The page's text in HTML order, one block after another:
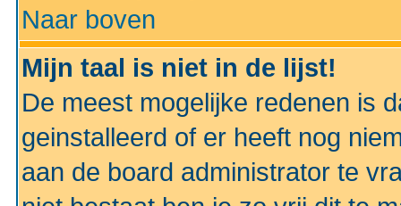
Naar boven
Mijn taal is niet in de lijst!
De meest mogelijke redenen is
geinstalleerd of er heeft nog
aan de board administrator te